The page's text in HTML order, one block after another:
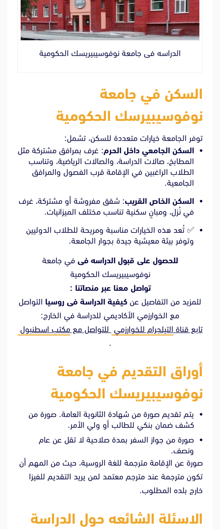
الدراسه فى جامعة نوفوسيبيريسك الحكومية
السكن في جامعة
نوفوسيبيرسك الحكومية
توفر الجامعة خيارات متعددة للسكن، تشمل:
السكن الجامعي داخل الحرم: غرف بمرافق مشتركة مثل
المطابخ، صالات الدراسة، والصالات الرياضية، وتناسب
الطلاب الراغبين في الإقامة قرب الفصول والمرافق
الجامعية.
السكن الخاص القريب: شقق مفروشة أو مشتركة، غرف
في نُزل، ومبانٍ سكنية تناسب مختلف الميزانيات.
✅ تُعد هذه الخيارات مناسبة ومريحة للطلاب الدوليين
وتوفر بيئة معيشية جيدة بجوار الجامعة.
للحصول على قبول الدراسه فى في جامعة
نوفوسيبيريسك الحكومية
تواصل معنا عبر منصاتنا :
للمزيد من التفاصيل عن كيفية الدراسة فى روسيا التواصل
مع الخوارزمي الأكاديمي للدراسة في الخارج:
تابع قناة التيلجرام للخوارزمي للتواصل معمكتب اسطنبول
.
أوراق التقديم في جامعة
نوفوسيبيريسك الحكومية
يتم تقديم صورة من شهادة الثانوية العامة. صورة من
كشف ضمان بنكي للطالب أو ولي الأمر.
صورة من جواز السفر بمدة صلاحية لا تقل عن عام
ونصف.
صورة عن الإقامة مترجمة للغة الروسية، حيث من المهم أن
تكون مترجمة عند مترجم معتمد لمن يريد التقديم للفيزا
خارج بلده المطلوب.
الاسئلة الشائعه حول الدراسة